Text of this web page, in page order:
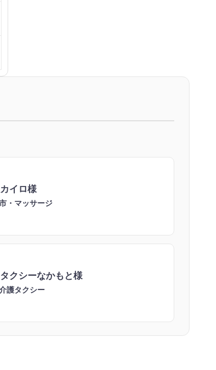
イロ様
・マッサージ
クシーなかもと様
護タクシー